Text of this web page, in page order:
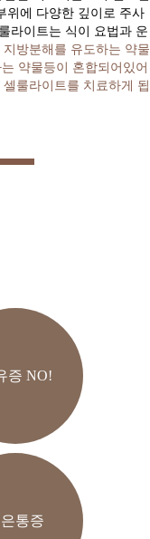
위에 다양한 깊이로 주사
라이트는 식이 요법과 운
방분해를 유도하는 약물
약물등이 혼합되어있어
룰라이트를 치료하게 됩
증 NO!
통증